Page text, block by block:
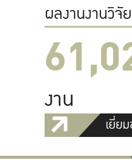
ผลงานงานวิจั
งาน
เยี่ย